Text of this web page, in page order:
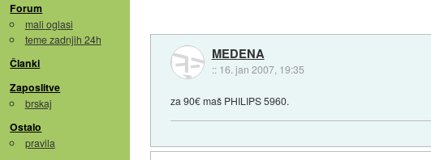
Forum
mali oglasi
teme zadnjih 24h
Članki
Zaposlitve
brskaj
Ostalo
pravila
MEDENA
:: 16. jan 2007, 19:35
za 90€ maš PHILIPS 5960.